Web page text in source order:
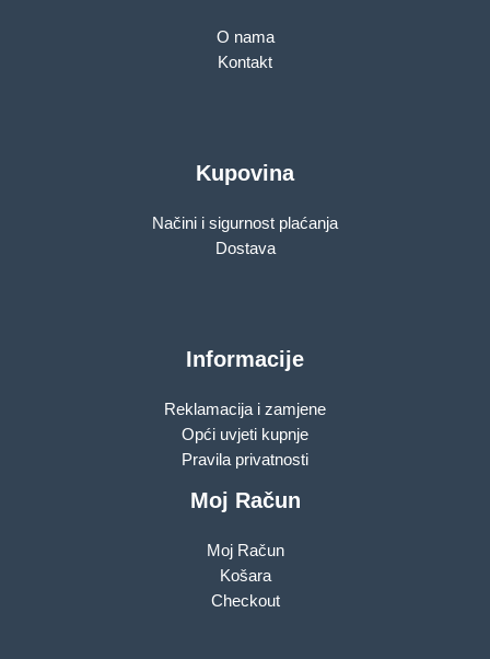
O nama
Kontakt
Kupovina
Načini i sigurnost plaćanja
Dostava
Informacije
Reklamacija i zamjene
Opći uvjeti kupnje
Pravila privatnosti
Moj Račun
Moj Račun
Košara
Checkout